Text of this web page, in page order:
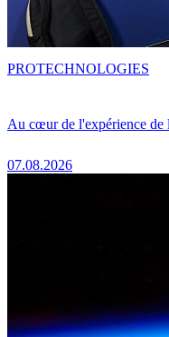
Au cœur de l'expérience de
07.08.2026
PROTECHNOLOGIES